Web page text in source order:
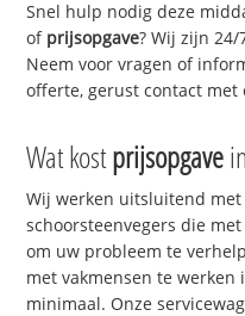
Snel hulp nodig deze
of prijsopgave? Wij zijn
Neem voor vragen of
offerte, gerust contact met
Wat kostprijsopgave
Wij werken uitsluitend
schoorsteenvegers die
om uw probleem te
met vakmensen te
minimaal. Onze